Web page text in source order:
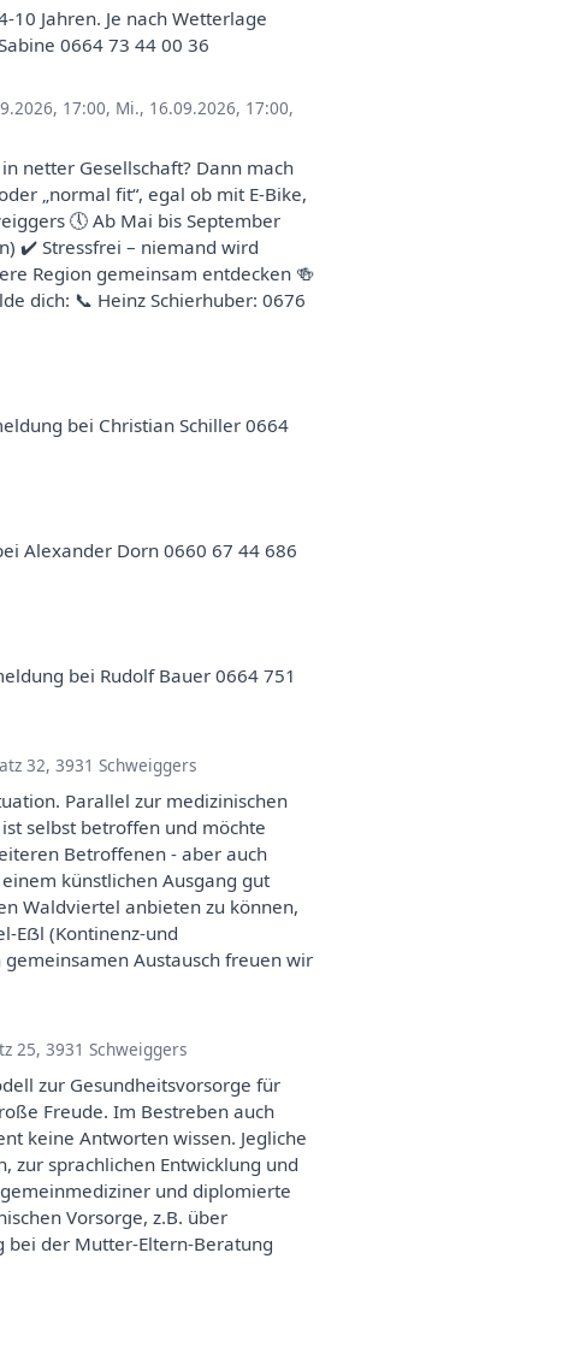
Jahren. Je nach Wetterlage
0664 73 44 00 36
17:00, Mi., 16.09.2026, 17:00,
netter Gesellschaft? Dann mach
„normal fit“, egal ob mit E-Bike,
🕔 Ab Mai bis September
✔️ Stressfrei – niemand wird
Region gemeinsam entdecken 🍻
dich: 📞 Heinz Schierhuber: 0676
bei Christian Schiller 0664
Alexander Dorn 0660 67 44 686
bei Rudolf Bauer 0664 751
32, 3931 Schweiggers
Parallel zur medizinischen
selbst betroffen und möchte
Betroffenen - aber auch
künstlichen Ausgang gut
Waldviertel anbieten zu können,
Eẞl (Kontinenz-und
Austausch freuen wir
25, 3931 Schweiggers
zur Gesundheitsvorsorge für
Freude. Im Bestreben auch
keine Antworten wissen. Jegliche
zur sprachlichen Entwicklung und
und diplomierte
Vorsorge, z.B. über
bei der Mutter-Eltern-Beratung